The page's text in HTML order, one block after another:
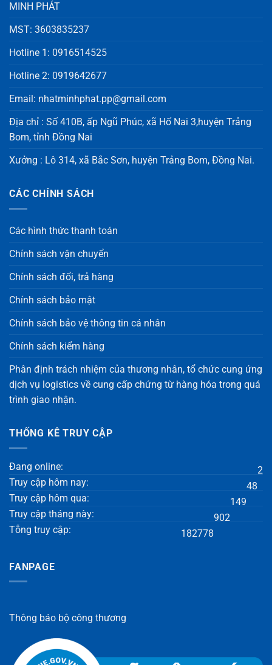
MINH PHÁT
MST: 3603835237
Hotline 1: 0916514525
Hotline 2: 0919642677
Email: nhatminhphat.pp@gmail.com
Địa chỉ : Số 410B, ấp Ngũ Phúc, xã Hố Nai 3,huyện Trảng
Bom, tỉnh Đồng Nai
Xưởng : Lô 314, xã Bắc Sơn, huyện Trảng Bom, Đồng Nai.
CÁC CHÍNH SÁCH
Các hình thức thanh toán
Chính sách vận chuyển
Chính sách đổi, trả hàng
Chính sách bảo mật
Chính sách bảo vệ thông tin cá nhân
Chính sách kiểm hàng
Phân định trách nhiệm của thương nhân, tổ chức cung ứng
dịch vụ logistics về cung cấp chứng từ hàng hóa trong quá
trình giao nhận.
THỐNG KÊ TRUY CẬP
2
Đang online:
48
Truy cập hôm nay:
149
Truy cập hôm qua:
902
Truy cập tháng này:
182778
Tỗng truy cập:
FANPAGE
Thông báo bộ công thương